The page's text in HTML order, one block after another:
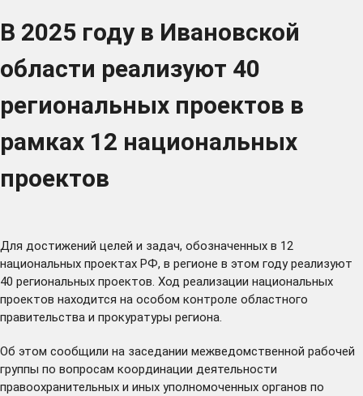
В 2025 году в Ивановской
области реализуют 40
региональных проектов в
рамках 12 национальных
проектов
Для достижений целей и задач, обозначенных в 12
национальных проектах РФ, в регионе в этом году реализуют
40 региональных проектов. Ход реализации национальных
проектов находится на особом контроле областного
правительства и прокуратуры региона.
Об этом сообщили на заседании межведомственной рабочей
группы по вопросам координации деятельности
правоохранительных и иных уполномоченных органов по